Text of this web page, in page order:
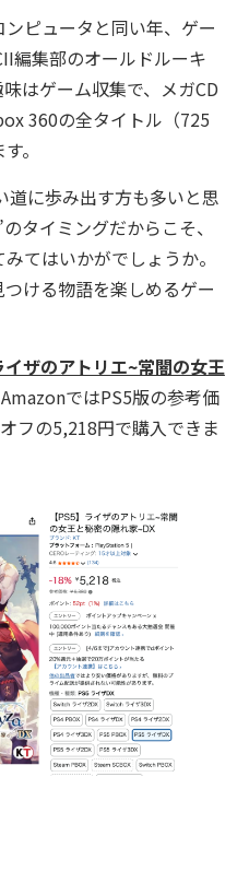
ピュータと同い年、ゲー
編集部のオールドルーキ
はゲーム収集で、メガCD
360の全タイトル（725
。
に歩み出す方も多いと思
タイミングだからこそ、
てはいかがでしょうか。
ける物語を楽しめるゲー
イザのアトリエ~常闇の女王
ではPS5版の参考価
フの5,218円で購入できま